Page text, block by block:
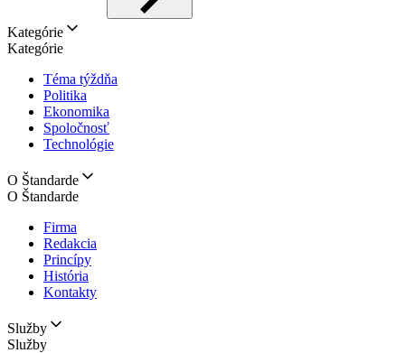
Kategórie
Kategórie
Téma týždňa
Politika
Ekonomika
Spoločnosť
Technológie
O Štandarde
O Štandarde
Firma
Redakcia
Princípy
História
Kontakty
Služby
Služby